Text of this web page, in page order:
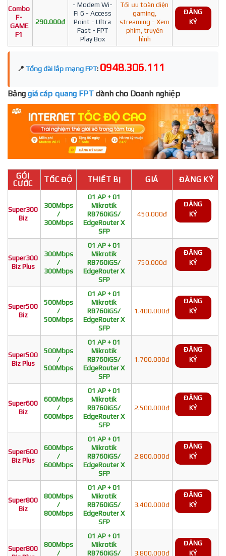
Combo
F-
GAME
F1
290.000đ
- Modem Wi-
Fi 6 - Access
Point - Ultra
Fast - FPT
Play Box
Tối ưu toàn diện
gaming,
streaming - Xem
phim, truyền
hình
ĐĂNG
KÝ
📍 Tổng đài lắp mạng FPT: 0948.306.111
Bảng giá cáp quang FPT dành cho Doanh nghiệp
GÓI
CƯỚC
TỐC ĐỘ THIẾT BỊ GIÁ ĐĂNG KÝ
Super300
Biz
300Mbps
/
300Mbps
01 AP + 01
Mikrotik
RB760iGS/
EdgeRouter X
SFP
450.000đ
ĐĂNG
KÝ
Super300
Biz Plus
300Mbps
/
300Mbps
01 AP + 01
Mikrotik
RB760iGS/
EdgeRouter X
SFP
750.000đ
ĐĂNG
KÝ
Super500
Biz
500Mbps
/
500Mbps
01 AP + 01
Mikrotik
RB760iGS/
EdgeRouter X
SFP
1.400.000đ
ĐĂNG
KÝ
Super500
Biz Plus
500Mbps
/
500Mbps
01 AP + 01
Mikrotik
RB760iGS/
EdgeRouter X
SFP
1.700.000đ
ĐĂNG
KÝ
Super600
Biz
600Mbps
/
600Mbps
01 AP + 01
Mikrotik
RB760iGS/
EdgeRouter X
SFP
2.500.000đ
ĐĂNG
KÝ
Super600
Biz Plus
600Mbps
/
600Mbps
01 AP + 01
Mikrotik
RB760iGS/
EdgeRouter X
SFP
2.800.000đ
ĐĂNG
KÝ
Super800
Biz
800Mbps
/
800Mbps
01 AP + 01
Mikrotik
RB760iGS/
EdgeRouter X
SFP
3.400.000đ
ĐĂNG
KÝ
Super800
800Mbps
/
01 AP + 01
Mikrotik
RB760iGS/
3.800.000đ
ĐĂNG
KÝ